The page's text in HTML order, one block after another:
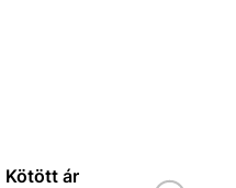
Kötött ár